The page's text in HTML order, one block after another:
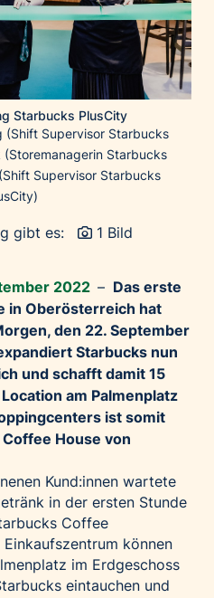
Starbucks PlusCity
(Shift Supervisor Starbucks
(Storemanagerin Starbucks
Supervisor Starbucks
gibt es: 1 Bild
2022 – Das erste
in Oberösterreich hat
den 22. September
Starbucks nun
und schafft damit 15
am Palmenplatz
ist somit
House von
Kund:innen wartete
in der ersten Stunde
Coffee
können
im Erdgeschoss
eintauchen und